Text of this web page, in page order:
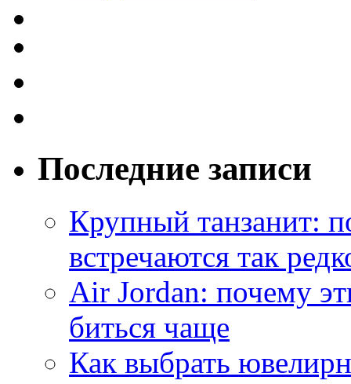
Последние записи
Крупный танзанит:
встречаются так
Air Jordan: почему
биться чаще
Как выбрать